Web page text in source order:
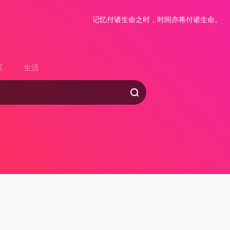
记忆付诸生命之时，时间亦将付诸生命。
生活